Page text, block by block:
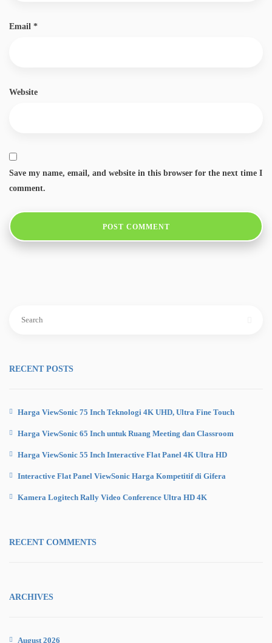
Email *
Website
Save my name, email, and website in this browser for the next time I
comment.
RECENT POSTS
Harga ViewSonic 75 Inch Teknologi 4K UHD, Ultra Fine Touch
Harga ViewSonic 65 Inch untuk Ruang Meeting dan Classroom
Harga ViewSonic 55 Inch Interactive Flat Panel 4K Ultra HD
Interactive Flat Panel ViewSonic Harga Kompetitif di Gifera
Kamera Logitech Rally Video Conference Ultra HD 4K
RECENT COMMENTS
ARCHIVES
August 2026